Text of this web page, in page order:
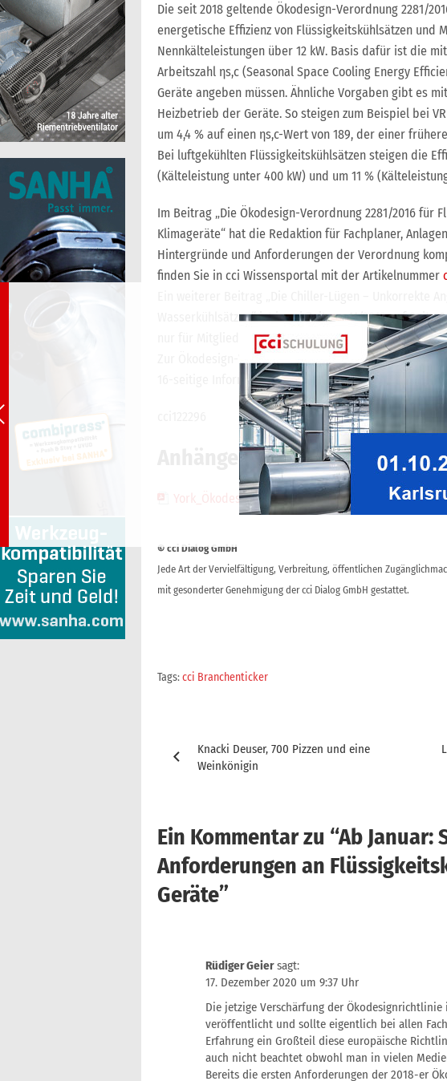
Die seit 2018 geltende Ökodesign-Verordnung 2281/
energetische Effizienz von Flüssigkeitskühlsätzen und
Nennkälteleistungen über 12 kW. Basis dafür ist die
Arbeitszahl ηs,c (Seasonal Space Cooling Energy
Geräte angeben müssen. Ähnliche Vorgaben gibt es
Heizbetrieb der Geräte. So steigen zum Beispiel bei
um 4,4 % auf einen ηs,c-Wert von 189, der einer
Bei luftgekühlten Flüssigkeitskühlsätzen steigen die
(Kälteleistung unter 400 kW) und um 11 %
Im Beitrag „Die Ökodesign-Verordnung 2281/2016 für
Klimageräte“ hat die Redaktion für Fachplaner,
Hintergründe und Anforderungen der Verordnung
finden Sie in cci Wissensportal mit der Artikelnummer
Wasserkühlsätzen“ ist in cci Zeitung 11/2019 auf
hier.
Zur Ökodesign-Verordnung 2281/2016 hat das LüKK-
16-seitige Informationsbroschüre erstellt. Diese
York_Ökodesign_VO_für_HVAC (6 MB)
© cci Dialog GmbH
Jede Art der Vervielfältigung, Verbreitung, öffentlichen
mit gesonderter Genehmigung der cci Dialog GmbH gestattet.
Tags:cci Branchenticker
Knacki Deuser, 700 Pizzen und eine
Weinkönigin
Ein Kommentar zu “Ab Januar:
Anforderungen an
Geräte”
Rüdiger Geier sagt:
17. Dezember 2020 um 9:37 Uhr
Die jetzige Verschärfung der
veröffentlicht und sollte eigentlich bei allen
Erfahrung ein Großteil diese europäische
auch nicht beachtet obwohl man in vielen
Bereits die ersten Anforderungen der 2018-er